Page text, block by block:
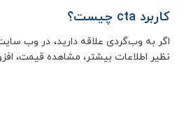
کاربرد cta چیست؟
اگر به وب‌گردی علاقه دارید، در وب
نظیر اطلاعات بیشتر، مشاهده قیمت،